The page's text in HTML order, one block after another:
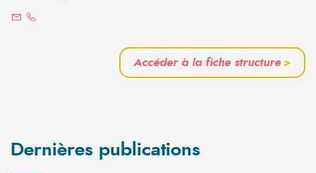
Accéder à la fiche structure>
Dernières publications